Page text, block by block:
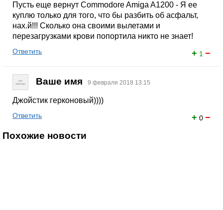
Пусть еще вернут Commodore Amiga A1200 - Я ее
куплю только для того, что бы разбить об асфальт,
нах.й!!! Сколько она своими вылетами и
перезагрузками крови попортила никто не знает!
+ 1 −
Ответить
Ваше имя 9 февраля 2018 13:15
Джойстик герконовый))))
+ 0 −
Ответить
Похожие новости